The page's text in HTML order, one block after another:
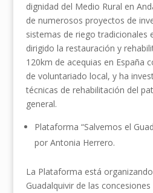
dignidad del Medio Rural en
de numerosos proyectos de
sistemas de riego tradicionales
dirigido la restauración y
120km de acequias en España
de voluntariado local, y ha
técnicas de rehabilitación del
general.
Plataforma “Salvemos el
por Antonia Herrero.
La Plataforma está
Guadalquivir de las